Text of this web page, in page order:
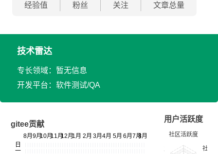
经验值 粉丝 关注 文章总量
技术雷达
专长领域：暂无信息
开发平台：软件测试/QA
gitee贡献
用户活跃度